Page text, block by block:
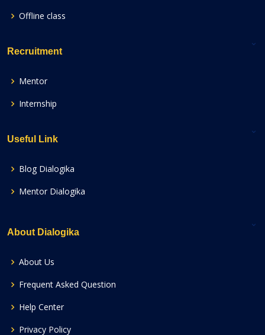
Offline class
Recruitment
Mentor
Internship
Useful Link
Blog Dialogika
Mentor Dialogika
About Dialogika
About Us
Frequent Asked Question
Help Center
Privacy Policy